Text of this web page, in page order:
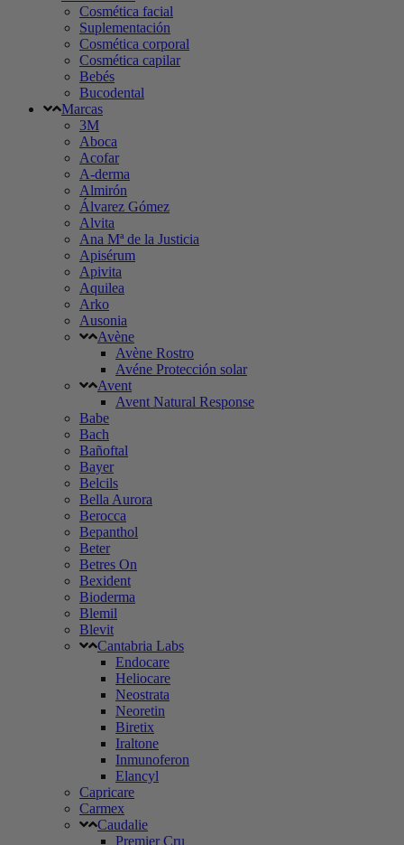
Cosmética facial
Suplementación
Cosmética corporal
Cosmética capilar
Bebés
Bucodental
Marcas
3M
Aboca
Acofar
A-derma
Almirón
Álvarez Gómez
Alvita
Ana Mª de la Justicia
Apisérum
Apivita
Aquilea
Arko
Ausonia
Avène
Avène Rostro
Avéne Protección solar
Avent
Avent Natural Response
Babe
Bach
Bañoftal
Bayer
Belcils
Bella Aurora
Berocca
Bepanthol
Beter
Betres On
Bexident
Bioderma
Blemil
Blevit
Cantabria Labs
Endocare
Heliocare
Neostrata
Neoretin
Biretix
Iraltone
Inmunoferon
Elancyl
Capricare
Carmex
Caudalie
Premier Cru